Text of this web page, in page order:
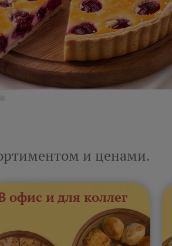
и ценами.
офис и для коллег